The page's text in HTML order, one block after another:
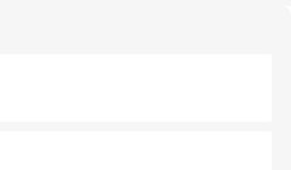
の風情を楽しめる外せないスポット